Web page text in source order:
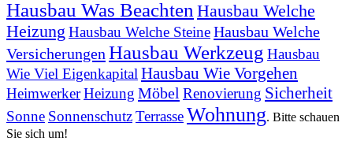
Hausbau Was Beachten Hausbau Welche
Heizung Hausbau Welche SteineHausbau Welche
Versicherungen Hausbau Werkzeug Hausbau
Wie Viel Eigenkapital Hausbau Wie Vorgehen
HeimwerkerHeizung Möbel Renovierung Sicherheit
Sonne SonnenschutzTerrasseWohnung. Bitte schauen
Sie sich um!